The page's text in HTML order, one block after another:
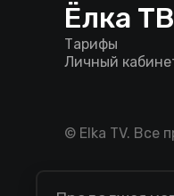
Ёлка ТВ
Тарифы
Личный
© Elka TV. Все